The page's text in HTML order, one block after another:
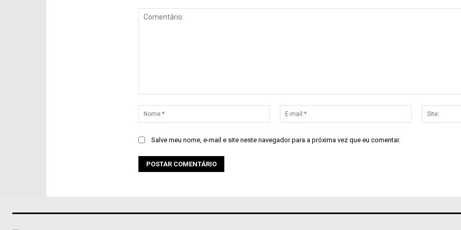
Nome:*
mail:*
Salve meu nome, e-mail e site neste navegador para a próxima vez que eu comentar.